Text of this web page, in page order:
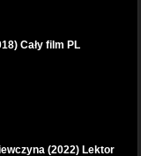
Cały film PL
(2022) Lektor